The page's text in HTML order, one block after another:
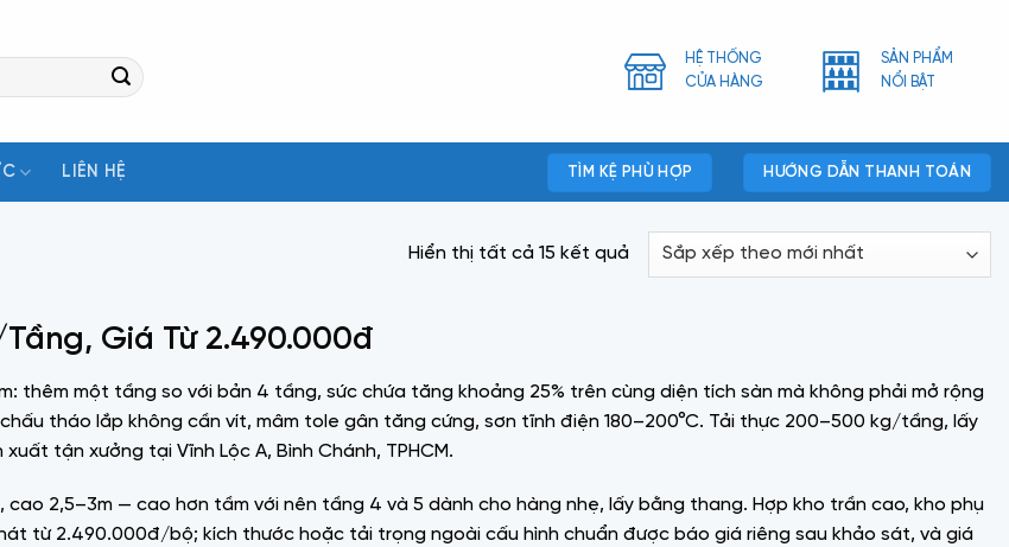
HỆ THỐNG
CỬA HÀNG
SẢN PHẨM
NỔI BẬT
LIÊN HỆ TÌM KỆ PHÙ HỢP HƯỚNG DẪN THANH TOÁN
Hiển thị tất cả 15 kết quảĐã
sắp
nhất
Giá Từ 2.490.000đ
thêm một tầng so với bản 4 tầng, sức chứa tăng khoảng 25% trên cùng diện tích sàn mà không phải mở rộng
tháo lắp không cần vít, mâm tole gân tăng cứng, sơn tĩnh điện 180–200°C. Tải thực 200–500 kg/tầng, lấy
tận xưởng tại Vĩnh Lộc A, Bình Chánh, TPHCM.
2,5–3m — cao hơn tầm với nên tầng 4 và 5 dành cho hàng nhẹ, lấy bằng thang. Hợp kho trần cao, kho phụ
từ 2.490.000đ/bộ; kích thước hoặc tải trọng ngoài cấu hình chuẩn được báo giá riêng sau khảo sát, và giá